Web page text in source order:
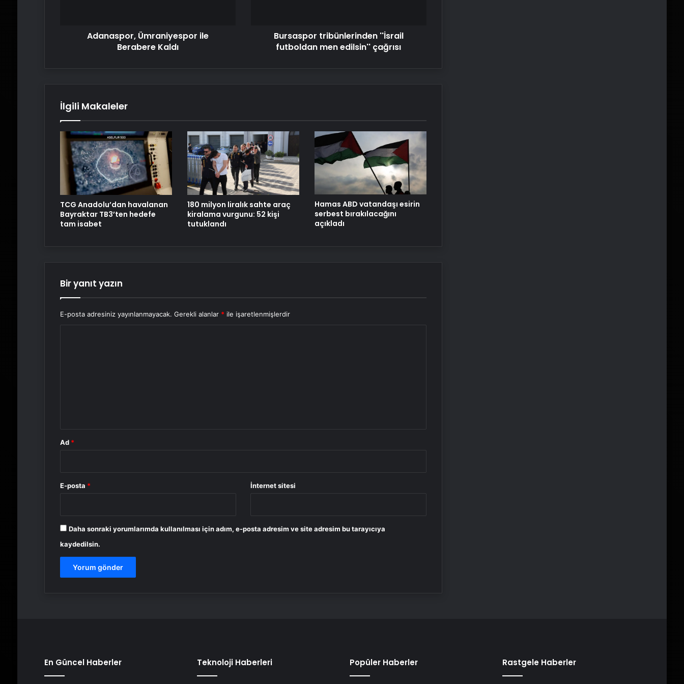
Adanaspor, Ümraniyespor ile
Berabere Kaldı
Bursaspor tribünlerinden ''İsrail
futboldan men edilsin'' çağrısı
İlgili Makaleler
TCG Anadolu’dan havalanan
Bayraktar TB3’ten hedefe
tam isabet
180 milyon liralık sahte araç
kiralama vurgunu: 52 kişi
tutuklandı
Hamas ABD vatandaşı esirin
serbest bırakılacağını
açıkladı
Bir yanıt yazın
E-posta adresiniz yayınlanmayacak. Gerekli alanlar * ile işaretlenmişlerdir
Ad *
E-posta * İnternet sitesi
Daha sonraki yorumlarımda kullanılması için adım, e-posta adresim ve site adresim bu tarayıcıya
kaydedilsin.
En Güncel Haberler Teknoloji Haberleri Popüler Haberler Rastgele Haberler